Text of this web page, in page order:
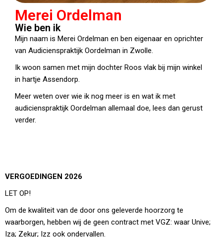
Merei Ordelman
Wie ben ik
Mijn naam is Merei Ordelman en ben eigenaar en oprichter
van Audicienspraktijk Oordelman in Zwolle.
Ik woon samen met mijn dochter Roos vlak bij mijn winkel
in hartje Assendorp.
Meer weten over wie ik nog meer is en wat ik met
audicienspraktijk Oordelman allemaal doe, lees dan gerust
verder.
VERGOEDINGEN 2026
LET OP!
Om de kwaliteit van de door ons geleverde hoorzorg te
waarborgen, hebben wij de geen contract met VGZ: waar Unive;
Iza; Zekur; Izz ook ondervallen.